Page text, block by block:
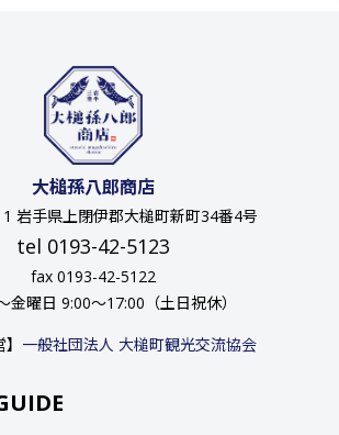
大槌孫八郎商店
岩手県上閉伊郡大槌町新町34番4号
tel 0193-42-5123
fax 0193-42-5122
金曜日 9:00〜17:00（土日祝休）
一般社団法人 大槌町観光交流協会